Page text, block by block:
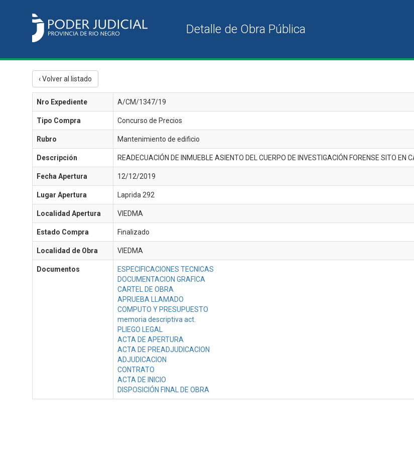
‹ Volver al listado
Nro Expediente A/CM/1347/19
Tipo Compra Concurso de Precios
Rubro Mantenimiento de edificio
Descripción READECUACIÓN DE INMUEBLE ASIENTO DEL CUERPO DE INVESTIGACIÓN FORENSE SITO EN
Fecha Apertura 12/12/2019
Lugar Apertura Laprida 292
Localidad Apertura VIEDMA
Estado Compra Finalizado
Localidad de Obra VIEDMA
Documentos
ESPECIFICACIONES TECNICAS
DOCUMENTACION GRAFICA
CARTEL DE OBRA
APRUEBA LLAMADO
COMPUTO Y PRESUPUESTO
memoria descriptiva act.
PLIEGO LEGAL
ACTA DE APERTURA
ACTA DE PREADJUDICACION
ADJUDICACION
CONTRATO
ACTA DE INICIO
DISPOSICIÓN FINAL DE OBRA